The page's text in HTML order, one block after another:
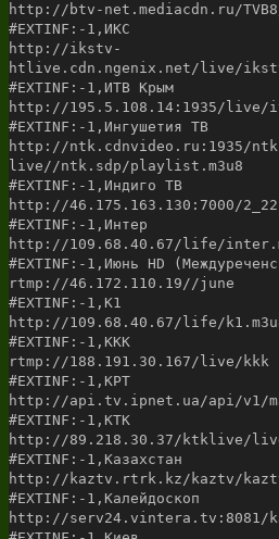
http://btv-net.mediacdn.ru/
#EXTINF:-1,ИКС
http://ikstv-
htlive.cdn.ngenix.net/live/
#EXTINF:-1,ИТВ Крым
http://195.5.108.14:1935/live/
#EXTINF:-1,Ингушетия ТВ
http://ntk.cdnvideo.ru:1935/
live//ntk.sdp/playlist.m3u8
#EXTINF:-1,Индиго ТВ
http://46.175.163.130:7000/2_22
#EXTINF:-1,Интер
http://109.68.40.67/life/
#EXTINF:-1,Июнь HD
rtmp://46.172.110.19//june
#EXTINF:-1,К1
http://109.68.40.67/life/
#EXTINF:-1,ККК
rtmp://188.191.30.167/live/kkk
#EXTINF:-1,КРТ
http://api.tv.ipnet.ua/api/v1/
#EXTINF:-1,КТК
http://89.218.30.37/ktklive/
#EXTINF:-1,Казахстан
http://kaztv.rtrk.kz/kaztv/
#EXTINF:-1,Калейдоскоп
http://serv24.vintera.tv:8081/